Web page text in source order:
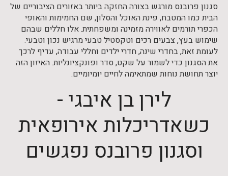
סגנון פרובנס מורגש בצורה החזקה ביותר באזורים הציבוריים של
הבית כמו המטבח, פינת האוכל והסלון, שם החמימות והאופי
הכפרי תורמים לאווירה מזמינה ומשפחתית. אלו חללים שבהם
שימוש בעץ, צבעים רכים וטקסטיל טבעי מרגיש נכון וטבעי.
לעומת זאת, בחדרי שינה, חדרי ילדים וחללי עבודה, עדיף לרכך
את הסגנון כדי לשמור על שקט, סדר ופונקציונליות. האיזון הזה
יוצר תחושת נוחות שמתאימה לחיים יומיומיים.
לירן בן איבגי -
כשאדריכלות אירופאית
וסגנון פרובנס נפגשים